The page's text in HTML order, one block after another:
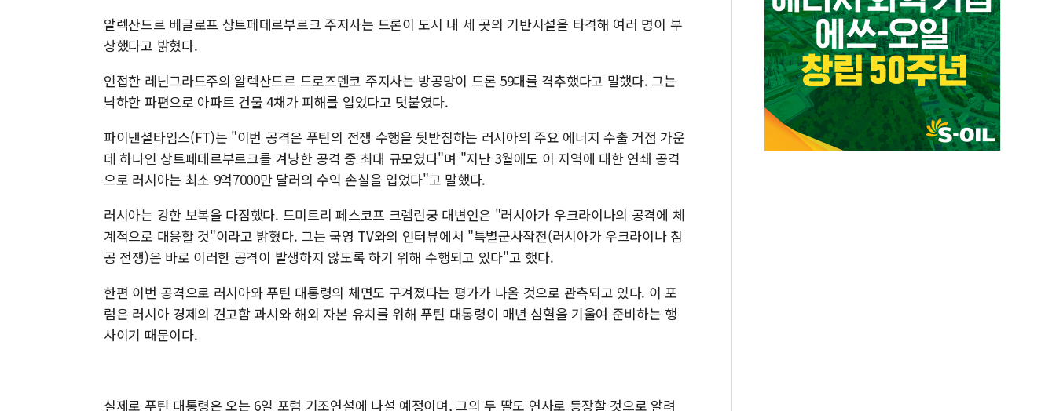
알렉산드르 베글로프 상트페테르부르크 주지사는 드론이 도시 내 세 곳의 기반시설을 타격해 여러 명이 부
상했다고 밝혔다.
인접한 레닌그라드주의 알렉산드르 드로즈덴코 주지사는 방공망이 드론 59대를 격추했다고 말했다. 그는
낙하한 파편으로 아파트 건물 4채가 피해를 입었다고 덧붙였다.
파이낸셜타임스(FT)는 "이번 공격은 푸틴의 전쟁 수행을 뒷받침하는 러시아의 주요 에너지 수출 거점 가운
데 하나인 상트페테르부르크를 겨냥한 공격 중 최대 규모였다"며 "지난 3월에도 이 지역에 대한 연쇄 공격
으로 러시아는 최소 9억7000만 달러의 수익 손실을 입었다"고 말했다.
러시아는 강한 보복을 다짐했다. 드미트리 페스코프 크렘린궁 대변인은 "러시아가 우크라이나의 공격에 체
계적으로 대응할 것"이라고 밝혔다. 그는 국영 TV와의 인터뷰에서 "특별군사작전(러시아가 우크라이나 침
공 전쟁)은 바로 이러한 공격이 발생하지 않도록 하기 위해 수행되고 있다"고 했다.
한편 이번 공격으로 러시아와 푸틴 대통령의 체면도 구겨졌다는 평가가 나올 것으로 관측되고 있다. 이 포
럼은 러시아 경제의 견고함 과시와 해외 자본 유치를 위해 푸틴 대통령이 매년 심혈을 기울여 준비하는 행
사이기 때문이다.
실제로 푸틴 대통령은 오는 6일 포럼 기조연설에 나설 예정이며, 그의 두 딸도 연사로 등장할 것으로 알려